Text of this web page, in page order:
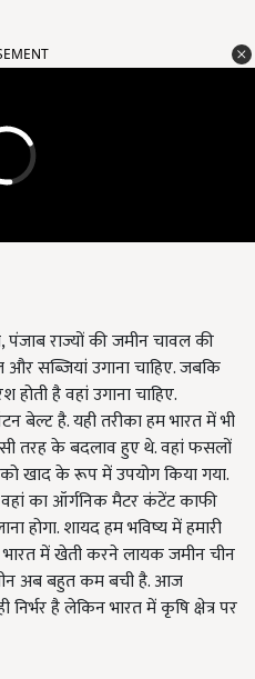
पंजाब राज्यों की जमीन चावल की
सब्जियां उगाना चाहिए. जबकि
होती है वहां उगाना चाहिए.
बेल्ट है. यही तरीका हम भारत में भी
तरह के बदलाव हुए थे. वहां फसलों
के रूप में उपयोग किया गया.
का ऑर्गनिक मैटर कंटेंट काफी
होगा. शायद हम भविष्य में हमारी
में खेती करने लायक जमीन चीन
अब बहुत कम बची है. आज
है लेकिन भारत में कृषि क्षेत्र पर